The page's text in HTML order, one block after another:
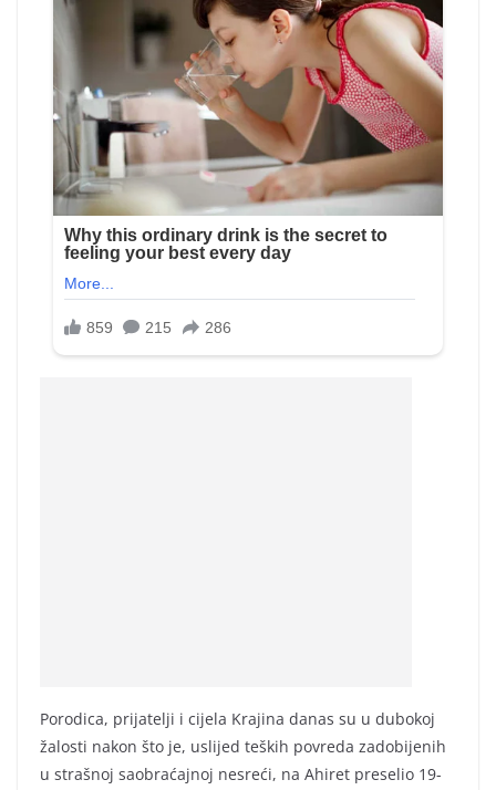
Porodica, prijatelji i cijela Krajina danas su u dubokoj
žalosti nakon što je, uslijed teških povreda zadobijenih
u strašnoj saobraćajnoj nesreći, na Ahiret preselio 19-